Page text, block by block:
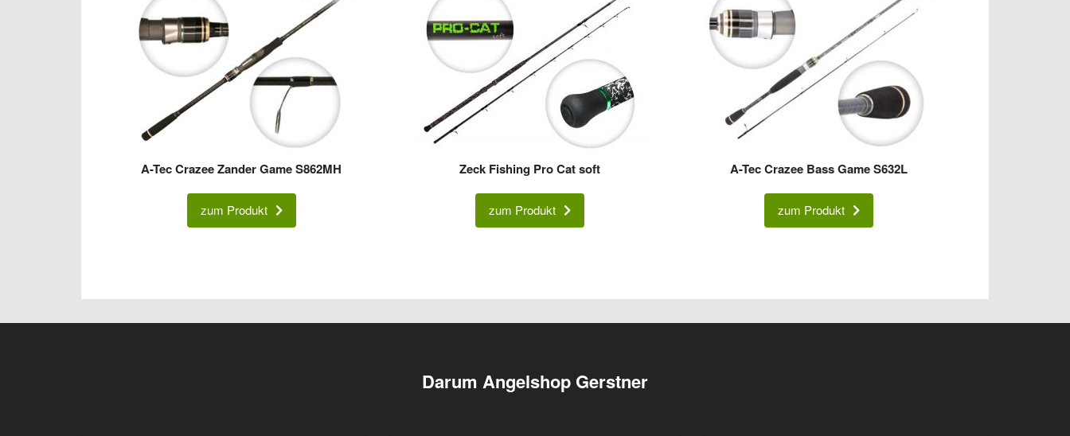
A-Tec Crazee Zander Game S862MH
zum Produkt
Zeck Fishing Pro Cat soft
zum Produkt
A-Tec Crazee Bass Game S632L
zum Produkt
Darum Angelshop Gerstner